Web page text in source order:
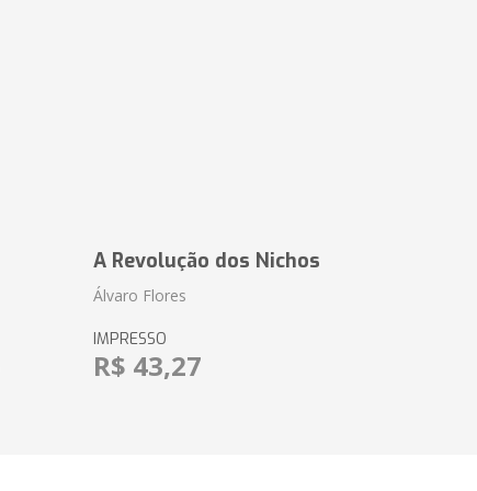
A Revolução dos Nichos
Álvaro Flores
IMPRESSO
R$ 43,27